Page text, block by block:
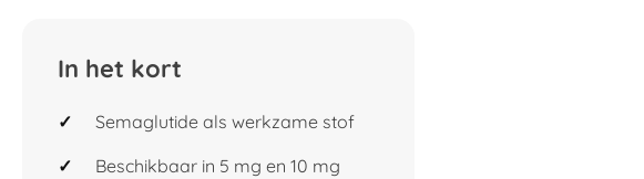
In het kort
Semaglutide als werkzame stof
Beschikbaar in 5 mg en 10 mg